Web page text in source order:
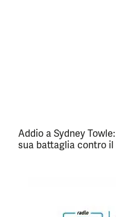
Addio a Sydney
sua battaglia contro